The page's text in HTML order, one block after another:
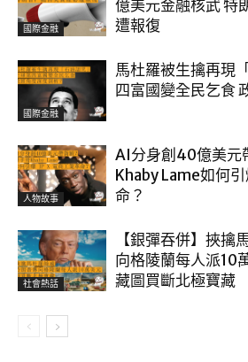
國際金融
億美元金融核武 特
遭報復
國際金融
馬杜羅被生擒再現
四富國變全民乞食
人物故事
AI分身創40億美元
Khaby Lame如何
命？
社會熱話
【銀彈吞併】挾擒
向格陵蘭每人派10
藏圖買斷北極寶藏